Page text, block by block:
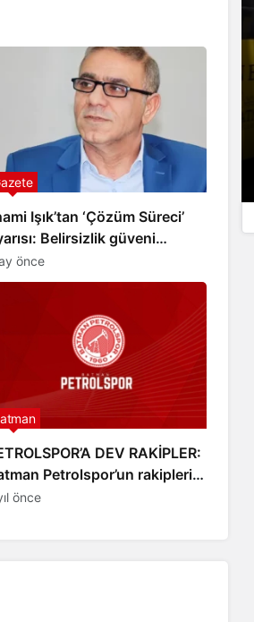
Işık’tan ‘Çözüm Süreci’
Belirsizlik güveni
uğratıyor
önce
DEV RAKİPLER:
Petrolspor’un rakipleri…
2. Lig 2025–2026 sezonu
önce
üreticilere “Yeşil
eğitimi verildi